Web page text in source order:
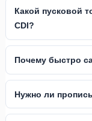
Какой пусковой
CDI?
Почему быстро
Нужно ли